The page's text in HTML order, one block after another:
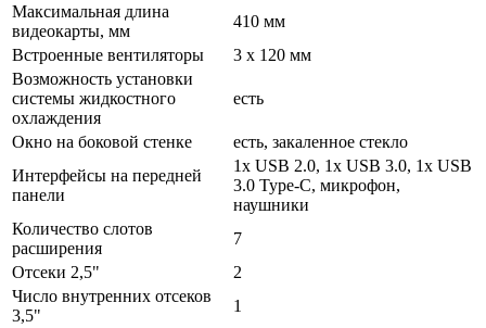
Максимальная длина
видеокарты, мм
410 мм
Встроенные вентиляторы
3 x 120 мм
Возможность установки
системы жидкостного
охлаждения
есть
Окно на боковой стенке
есть, закаленное стекло
Интерфейсы на передней
панели
1x USB 2.0, 1x USB 3.0, 1x USB
3.0 Type-C, микрофон,
наушники
Количество слотов
расширения
7
Отсеки 2,5"
2
Число внутренних отсеков
3,5"
1